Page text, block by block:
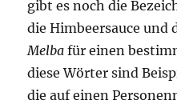
gibt es noch die
die Himbeersauce und
Melba für einen
diese Wörter sind
die auf einen